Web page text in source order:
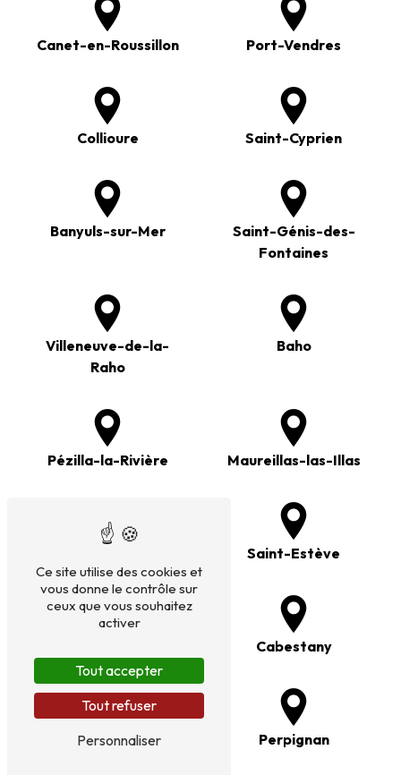
Canet-en-Roussillon Port-Vendres
Collioure Saint-Cyprien
Banyuls-sur-Mer
Saint-Génis-des-
Fontaines
Villeneuve-de-la-
Raho
Baho
Pézilla-la-Rivière Maureillas-las-Illas
Saint-Estève
Cabestany
Argelès-sur-Mer Perpignan
Ce site utilise des cookies et
vous donne le contrôle sur
ceux que vous souhaitez
activer
Tout accepter
Tout refuser
Personnaliser